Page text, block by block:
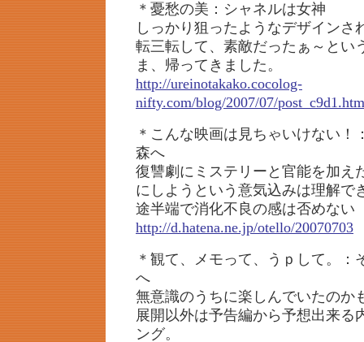
＊憂愁の美：シャネルは女神
しっかり狙ったようなデザインさ
転三転して、素敵だったぁ～とい
ま、帰ってきました。
http://ureinotakako.cocolog-
nifty.com/blog/2007/07/
＊こんな映画は見ちゃいけない！
森へ
復讐劇にミステリーと官能を加え
にしようという意気込みは理解で
途半端で消化不良の感は否めない
http://d.hatena.ne.jp/otello/20070703
＊観て、メモって、うｐして。：
へ
無意識のうちに楽しんでいたのか
展開以外は予告編から予想出来る
ング。